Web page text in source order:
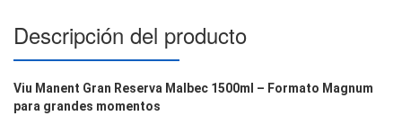
Descripción del producto
Viu Manent Gran Reserva Malbec 1500ml – Formato Magnum
para grandes momentos